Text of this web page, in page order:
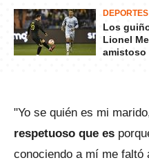
DEPORTES
Los
Lionel
amistoso
"Yo se quién es mi
respetuoso que es
conociendo a mí me faltó